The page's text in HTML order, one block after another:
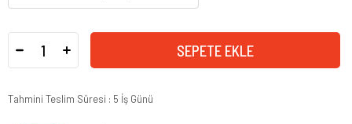
Tahmini Teslim Süresi : 5 İş Günü